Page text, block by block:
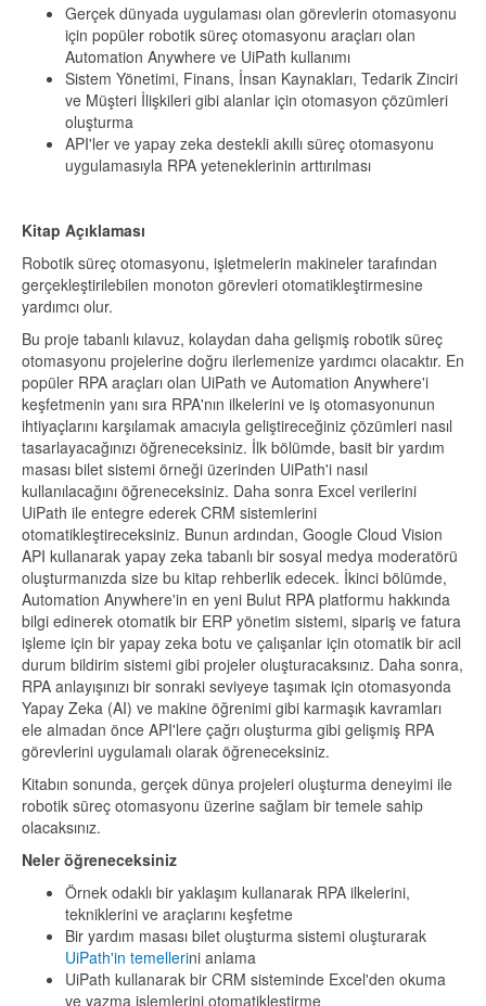
Gerçek dünyada uygulaması olan görevlerin otomasyonu
için popüler robotik süreç otomasyonu araçları olan
Automation Anywhere ve UiPath kullanımı
Sistem Yönetimi, Finans, İnsan Kaynakları, Tedarik Zinciri
ve Müşteri İlişkileri gibi alanlar için otomasyon çözümleri
oluşturma
API'ler ve yapay zeka destekli akıllı süreç otomasyonu
uygulamasıyla RPA yeteneklerinin arttırılması
Kitap Açıklaması
Robotik süreç otomasyonu, işletmelerin makineler tarafından
gerçekleştirilebilen monoton görevleri otomatikleştirmesine
yardımcı olur.
Bu proje tabanlı kılavuz, kolaydan daha gelişmiş robotik süreç
otomasyonu projelerine doğru ilerlemenize yardımcı olacaktır. En
popüler RPA araçları olan UiPath ve Automation Anywhere'i
keşfetmenin yanı sıra RPA'nın ilkelerini ve iş otomasyonunun
ihtiyaçlarını karşılamak amacıyla geliştireceğiniz çözümleri nasıl
tasarlayacağınızı öğreneceksiniz. İlk bölümde, basit bir yardım
masası bilet sistemi örneği üzerinden UiPath'i nasıl
kullanılacağını öğreneceksiniz. Daha sonra Excel verilerini
UiPath ile entegre ederek CRM sistemlerini
otomatikleştireceksiniz. Bunun ardından, Google Cloud Vision
API kullanarak yapay zeka tabanlı bir sosyal medya moderatörü
oluşturmanızda size bu kitap rehberlik edecek. İkinci bölümde,
Automation Anywhere'in en yeni Bulut RPA platformu hakkında
bilgi edinerek otomatik bir ERP yönetim sistemi, sipariş ve fatura
işleme için bir yapay zeka botu ve çalışanlar için otomatik bir acil
durum bildirim sistemi gibi projeler oluşturacaksınız. Daha sonra,
RPA anlayışınızı bir sonraki seviyeye taşımak için otomasyonda
Yapay Zeka (AI) ve makine öğrenimi gibi karmaşık kavramları
ele almadan önce API'lere çağrı oluşturma gibi gelişmiş RPA
görevlerini uygulamalı olarak öğreneceksiniz.
Kitabın sonunda, gerçek dünya projeleri oluşturma deneyimi ile
robotik süreç otomasyonu üzerine sağlam bir temele sahip
olacaksınız.
Neler öğreneceksiniz
Örnek odaklı bir yaklaşım kullanarak RPA ilkelerini,
tekniklerini ve araçlarını keşfetme
Bir yardım masası bilet oluşturma sistemi oluşturarak
UiPath'in temellerini anlama
UiPath kullanarak bir CRM sisteminde Excel'den okuma
ve yazma işlemlerini otomatikleştirme